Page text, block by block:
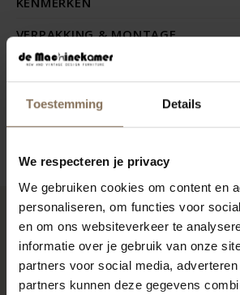
Toestemming Details
We respecteren je privacy
We gebruiken cookies om content en
personaliseren, om functies voor
en om ons websiteverkeer te
informatie over je gebruik van onze
partners voor social media,
partners kunnen deze gegevens
VERPAKKING & MONTAGE
KLEURSTAAL BESTELLEN
AFMETINGEN & HANDLEIDING
ZAKELIJK
RECENT